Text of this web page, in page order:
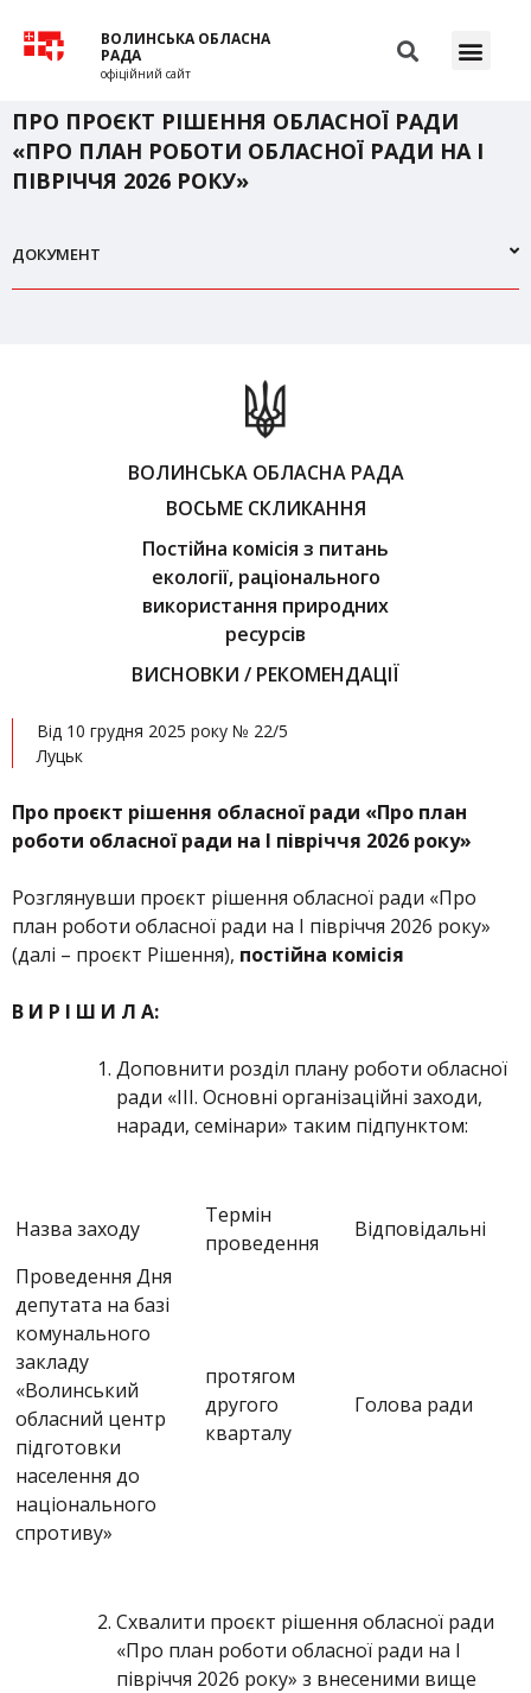
ВОЛИНСЬКА ОБЛАСНА
РАДА
офіційний сайт
ПРО ПРОЄКТ РІШЕННЯ ОБЛАСНОЇ РАДИ
«ПРО ПЛАН РОБОТИ ОБЛАСНОЇ РАДИ НА І
ПІВРІЧЧЯ 2026 РОКУ»
ДОКУМЕНТ
ВОЛИНСЬКА ОБЛАСНА РАДА
ВОСЬМЕ СКЛИКАННЯ
Постійна комісія з питань
екології, раціонального
використання природних
ресурсів
ВИСНОВКИ / РЕКОМЕНДАЦІЇ
Від 10 грудня 2025 року № 22/5
Луцьк
Про проєкт рішення обласної ради «Про план
роботи обласної ради на І півріччя 2026 року»
Розглянувши проєкт рішення обласної ради «Про
план роботи обласної ради на І півріччя 2026 року»
(далі – проєкт Рішення), постійна комісія
В И Р І Ш И Л А:
Доповнити розділ плану роботи обласної
ради «ІІІ. Основні організаційні заходи,
наради, семінари» таким підпунктом:
Назва заходу
Термін
проведення
Відповідальні
Проведення Дня
депутата на базі
комунального
закладу
«Волинський
обласний центр
підготовки
населення до
національного
спротиву»
протягом
другого
кварталу
Голова ради
Схвалити проєкт рішення обласної ради
«Про план роботи обласної ради на І
півріччя 2026 року» з внесеними вище